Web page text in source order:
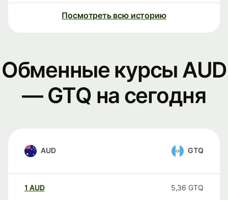
Посмотреть всю историю
Обменные курсы AUD
— GTQ на сегодня
AUD GTQ
1 AUD 5,36 GTQ